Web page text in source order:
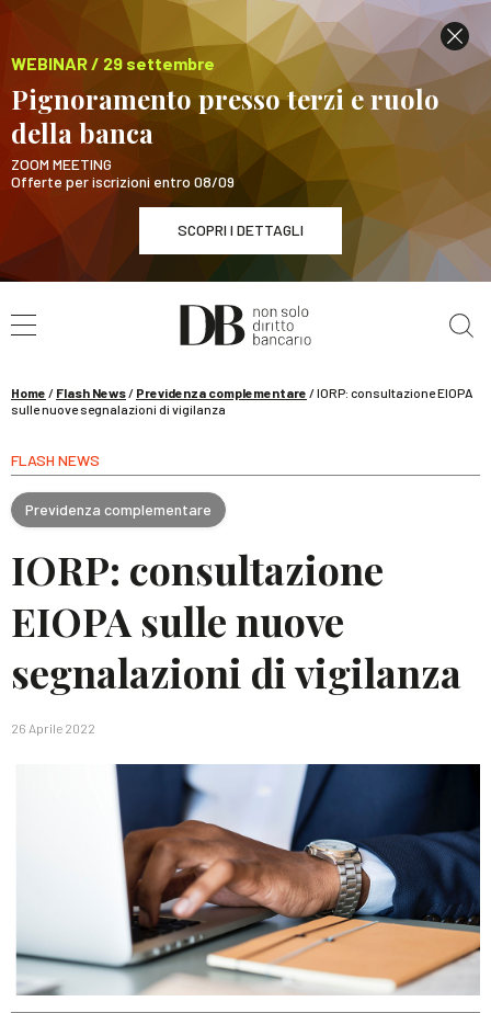
WEBINAR / 29 settembre
Pignoramento presso terzi e ruolo
della banca
ZOOM MEETING
Offerte per iscrizioni entro 08/09
SCOPRI I DETTAGLI
WEBINAR / 29 settembre
Pignoramento presso terzi e ruolo della banca
Home / Flash News/ Previdenza complementare /IORP: consultazione EIOPA
sulle nuove segnalazioni di vigilanza
FLASH NEWS
Previdenza complementare
IORP: consultazione
EIOPA sulle nuove
segnalazioni di vigilanza
26 Aprile 2022